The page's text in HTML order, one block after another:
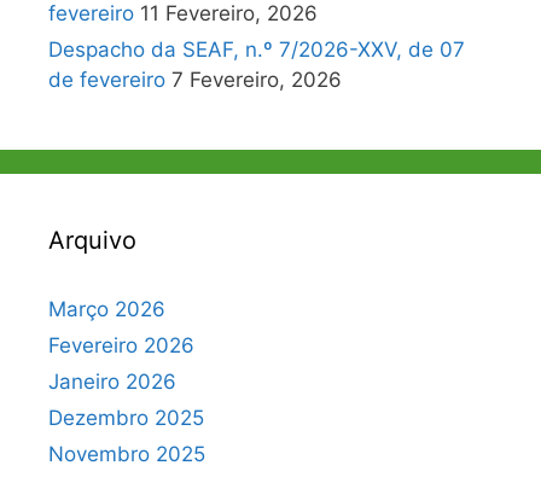
fevereiro 11 Fevereiro, 2026
Despacho da SEAF, n.º 7/2026-XXV, de 07
de fevereiro 7 Fevereiro, 2026
Arquivo
Março 2026
Fevereiro 2026
Janeiro 2026
Dezembro 2025
Novembro 2025